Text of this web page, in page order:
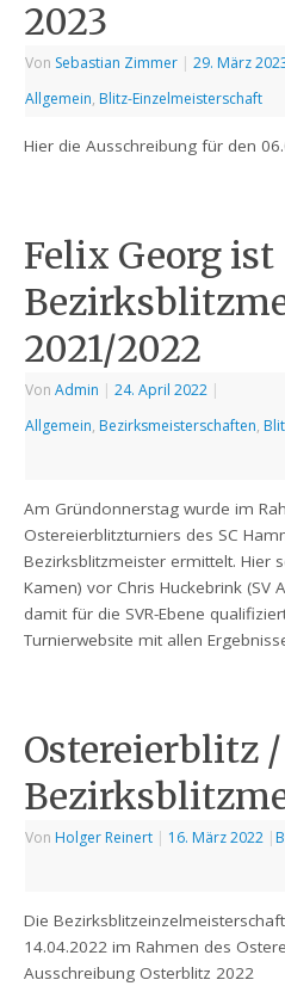
2023
Von Sebastian Zimmer | 29. März
Allgemein, Blitz-Einzelmeisterschaft
Hier die Ausschreibung für den
Felix Georg ist
2021/2022
VonAdmin | 24. April 2022 |
Allgemein, Bezirksmeisterschaften,
Am Gründonnerstag wurde im
Ostereierblitzturniers des SC
Bezirksblitzmeister ermittelt. Hier
Kamen) vor Chris Huckebrink (SV
damit für die SVR-Ebene
Turnierwebsite mit allen
Ostereierblitz /
Von Holger Reinert | 16. März 2022 |
Die
14.04.2022 im Rahmen des
Ausschreibung Osterblitz 2022